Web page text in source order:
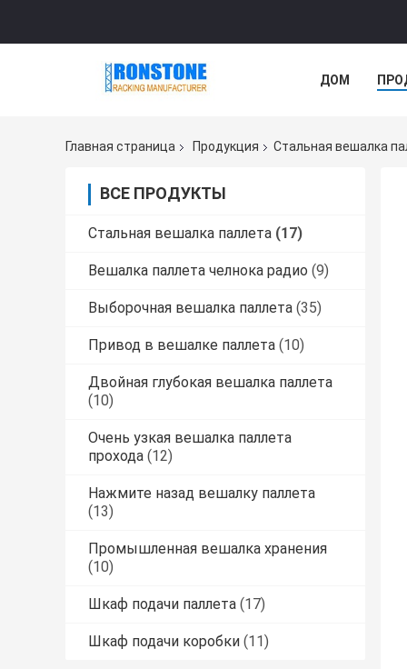
ДОМ
Главная страница Продукция Стальная вешалка
ВСЕ ПРОДУКТЫ
Стальная вешалка паллета (17)
Вешалка паллета челнока радио (9)
Выборочная вешалка паллета (35)
Привод в вешалке паллета (10)
Двойная глубокая вешалка паллета
(10)
Очень узкая вешалка паллета
прохода (12)
Нажмите назад вешалку паллета
(13)
Промышленная вешалка хранения
(10)
Шкаф подачи паллета (17)
Шкаф подачи коробки (11)